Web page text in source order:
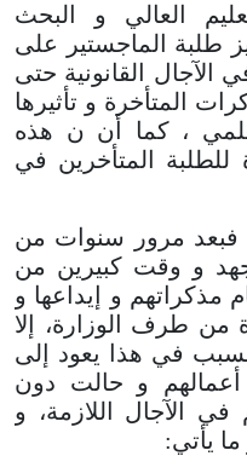
العالي و البحث
طلبة الماجستير على
الآجال القانونية حتى
المتأخرة و تأثيرها
، كما أن ن هذه
المتأخرين في
مرور سنوات من
و وقت كبيرين من
و إيداعها و
من طرف الوزارة، إلا
في هذا يعود إلى
أعمالهم و حالت دون
الآجال اللازمة، و
يأتي: